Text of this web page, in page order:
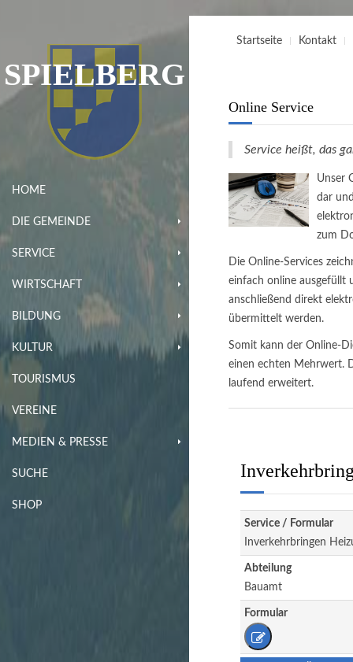
SPIELBERG
HOME
DIE GEMEINDE
SERVICE
WIRTSCHAFT
BILDUNG
KULTUR
TOURISMUS
VEREINE
MEDIEN & PRESSE
SUCHE
SHOP
Startseite Kontakt
Online Service
Service heißt, das
Unser
dar
zum
Die Online-Services
einfach online ausgefüllt
anschließend direkt
übermittelt werden.
Somit kann der Online-
einen echten Mehrwert.
laufend erweitert.
Service / Formular
Inverkehrbringen
Abteilung
Bauamt
Formular